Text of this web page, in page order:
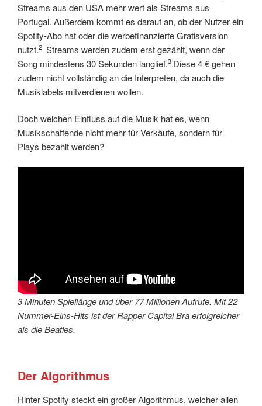
Streams aus den USA mehr wert als Streams aus
Portugal. Außerdem kommt es darauf an, ob der Nutzer ein
Spotify-Abo hat oder die werbefinanzierte Gratisversion
nutzt.2 Streams werden zudem erst gezählt, wenn der
Song mindestens 30 Sekunden langlief.3 Diese 4 € gehen
zudem nicht vollständig an die Interpreten, da auch die
Musiklabels mitverdienen wollen.
Doch welchen Einfluss auf die Musik hat es, wenn
Musikschaffende nicht mehr für Verkäufe, sondern für
Plays bezahlt werden?
3 Minuten Spiellänge und über 77 Millionen Aufrufe. Mit 22
Nummer-Eins-Hits ist der Rapper Capital Bra erfolgreicher
als die Beatles.
Der Algorithmus
Hinter Spotify steckt ein großer Algorithmus, welcher allen